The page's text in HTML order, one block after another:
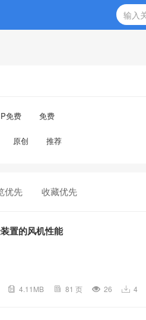
免费 免费
原创 推荐
优先 收藏优先
置的风机性能
4.11MB 81 页 26 4